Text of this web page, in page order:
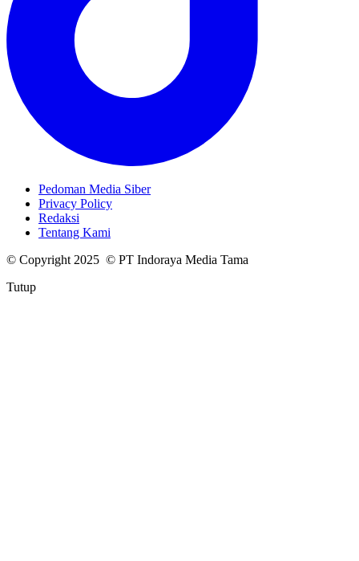
Pedoman Media Siber
Privacy Policy
Redaksi
Tentang Kami
© Copyright 2025 © PT Indoraya Media Tama
Tutup